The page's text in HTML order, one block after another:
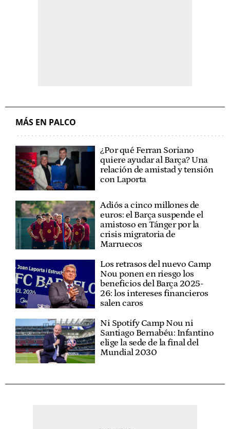
MÁS EN PALCO
¿Por qué Ferran Soriano
quiere ayudar al Barça? Una
relación de amistad y tensión
con Laporta
Adiós a cinco millones de
euros: el Barça suspende el
amistoso en Tánger por la
crisis migratoria de
Marruecos
Los retrasos del nuevo Camp
Nou ponen en riesgo los
beneficios del Barça 2025-
26: los intereses financieros
salen caros
Ni Spotify Camp Nou ni
Santiago Bernabéu: Infantino
elige la sede de la final del
Mundial 2030